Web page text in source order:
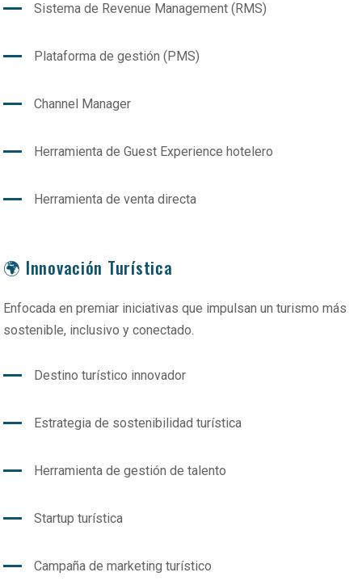
Sistema de Revenue Management (RMS)
Plataforma de gestión (PMS)
Channel Manager
Herramienta de Guest Experience hotelero
Herramienta de venta directa
🌍 Innovación Turística
Enfocada en premiar iniciativas que impulsan un turismo más
sostenible, inclusivo y conectado.
Destino turístico innovador
Estrategia de sostenibilidad turística
Herramienta de gestión de talento
Startup turística
Campaña de marketing turístico